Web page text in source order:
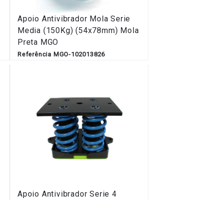
Apoio Antivibrador Mola Serie
Media (150Kg) (54x78mm) Mola
Preta MGO
Referência MGO-102013826
Apoio Antivibrador Serie 4